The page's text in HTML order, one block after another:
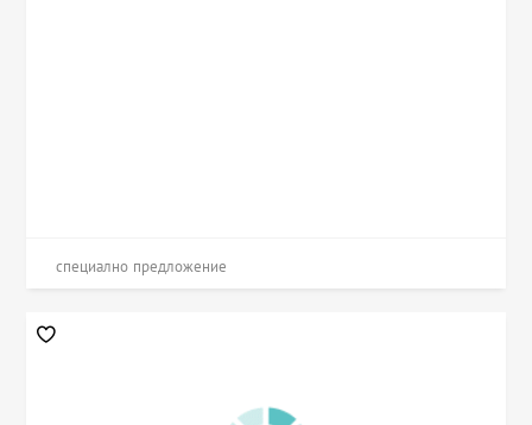
специално предложение